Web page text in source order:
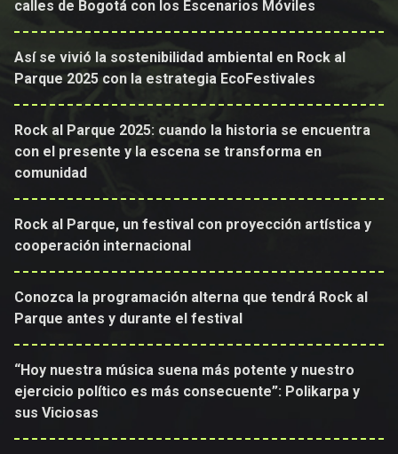
calles de Bogotá con los Escenarios Móviles
Así se vivió la sostenibilidad ambiental en Rock al
Parque 2025 con la estrategia EcoFestivales
Rock al Parque 2025: cuando la historia se encuentra
con el presente y la escena se transforma en
comunidad
Rock al Parque, un festival con proyección artística y
cooperación internacional
Conozca la programación alterna que tendrá Rock al
Parque antes y durante el festival
“Hoy nuestra música suena más potente y nuestro
ejercicio político es más consecuente”: Polikarpa y
sus Viciosas